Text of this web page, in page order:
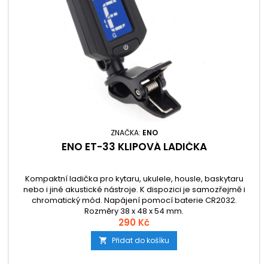
ZNAČKA: ENO
ENO ET-33 KLIPOVÁ LADIČKA
Kompaktní ladička pro kytaru, ukulele, housle, baskytaru
nebo i jiné akustické nástroje. K dispozici je samozřejmě i
chromatický mód. Napájení pomocí baterie CR2032.
Rozměry 38 x 48 x 54 mm.
290 Kč
 Přidat do košíku